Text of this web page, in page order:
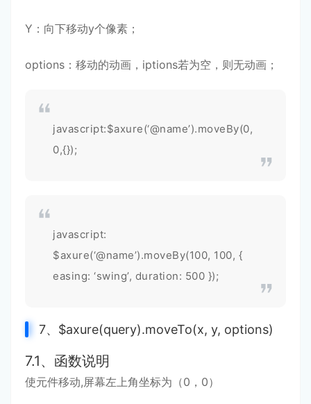
Y：向下移动y个像素；
options：移动的动画，iptions若为空，则无动画；
javascript:$axure(‘@name’).moveBy(0,
0,{});
javascript:
$axure(‘@name’).moveBy(100, 100, {
easing: ‘swing’, duration: 500 });
7、$axure(query).moveTo(x, y, options)
7.1、函数说明
使元件移动,屏幕左上角坐标为（0，0）